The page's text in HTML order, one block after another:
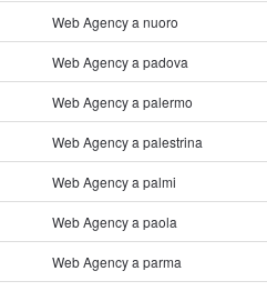
Web Agency a nuoro
Web Agency a padova
Web Agency a palermo
Web Agency a palestrina
Web Agency a palmi
Web Agency a paola
Web Agency a parma